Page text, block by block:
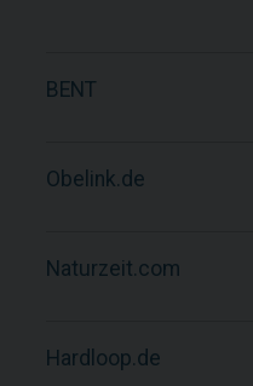
BENT
Obelink.de
Naturzeit.com
Hardloop.de